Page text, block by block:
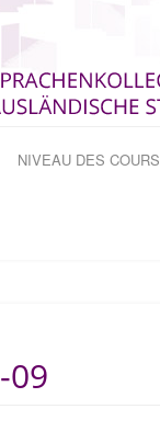
NIVEAU DES COURS
09